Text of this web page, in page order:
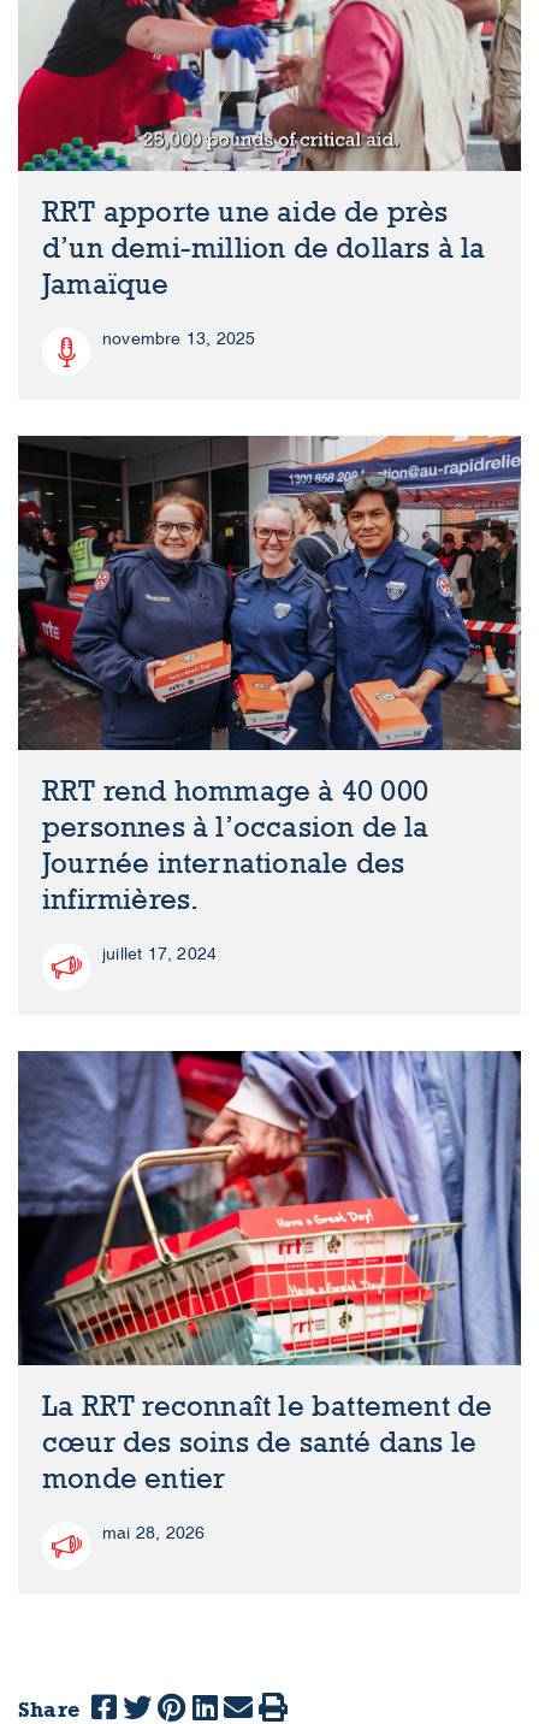
RRT apporte une aide de près
d’un demi-million de dollars à la
Jamaïque
novembre 13, 2025
RRT rend hommage à 40 000
personnes à l’occasion de la
Journée internationale des
infirmières.
juillet 17, 2024
La RRT reconnaît le battement de
cœur des soins de santé dans le
monde entier
mai 28, 2026
Share